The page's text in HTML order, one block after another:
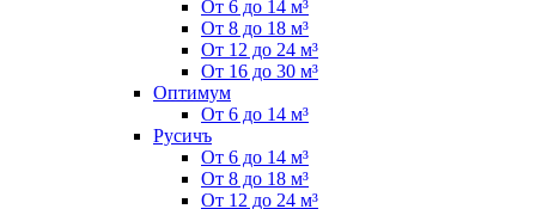
От 6 до 14 м³
От 8 до 18 м³
От 12 до 24 м³
От 16 до 30 м³
Оптимум
От 6 до 14 м³
Русичъ
От 6 до 14 м³
От 8 до 18 м³
От 12 до 24 м³